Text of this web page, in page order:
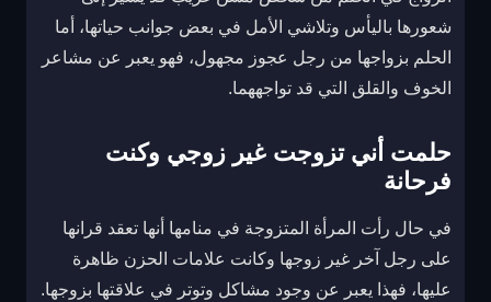
شعورها باليأس وتلاشي الأمل في بعض جوانب حياتها، أما
الحلم بزواجها من رجل عجوز مجهول، فهو يعبر عن مشاعر
الخوف والقلق التي قد تواجههما.
حلمت أني تزوجت غير زوجي وكنت
فرحانة
في حال رأت المرأة المتزوجة في منامها أنها تعقد قرانها
على رجل آخر غير زوجها وكانت علامات الحزن ظاهرة
عليها، فهذا يعبر عن وجود مشاكل وتوتر في علاقتها بزوجها.